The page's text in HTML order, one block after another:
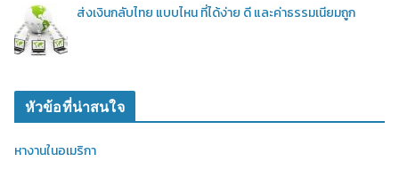
ส่งเงินกลับไทย แบบไหน ที่ได้ง่าย ดี และค่าธรรมเนียมถูก
หัวข้อที่น่าสนใจ
หางานในอเมริกา